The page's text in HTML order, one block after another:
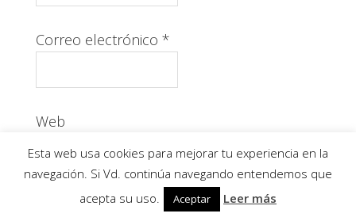
Correo electrónico *
Web
Esta web usa cookies para mejorar tu experiencia en la
navegación. Si Vd. continúa navegando entendemos que
acepta su uso.
Aceptar Leer más